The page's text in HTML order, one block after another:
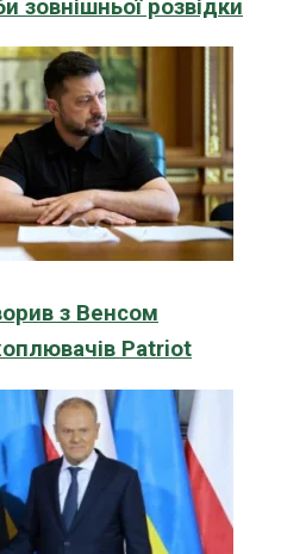
зовнішньої розвідки
з Венсом
Patriot